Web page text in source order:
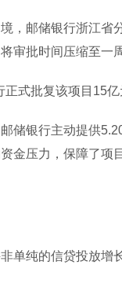
邮储银行浙江省分
审批时间压缩至一周
批复该项目15亿
银行主动提供
金压力，保障了
纯的信贷投放增长